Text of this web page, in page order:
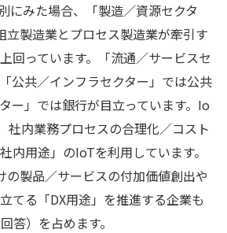
にみた場合、「製造／資源セクタ
立製造業とプロセス製造業が牽引す
回っています。「流通／サービスセ
公共／インフラセクター」では公共
ー」では銀行が目立っています。Io
社内業務プロセスの合理化／コスト
内用途」のIoTを利用しています。
の製品／サービスの付加価値創出や
てる「DX用途」を推進する企業も
答）を占めます。